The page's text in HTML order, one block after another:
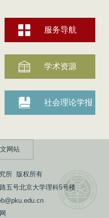
服务导航
学术资源
社会理论学报
网站
所 版权所有
五号北京大学理科5号楼